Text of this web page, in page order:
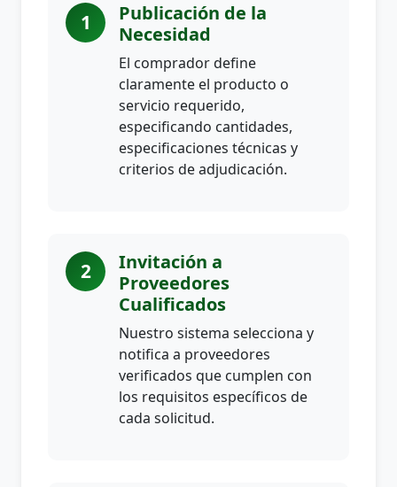
1
Publicación de la
Necesidad
El comprador define
claramente el producto o
servicio requerido,
especificando cantidades,
especificaciones técnicas y
criterios de adjudicación.
2
Invitación a
Proveedores
Cualificados
Nuestro sistema selecciona y
notifica a proveedores
verificados que cumplen con
los requisitos específicos de
cada solicitud.